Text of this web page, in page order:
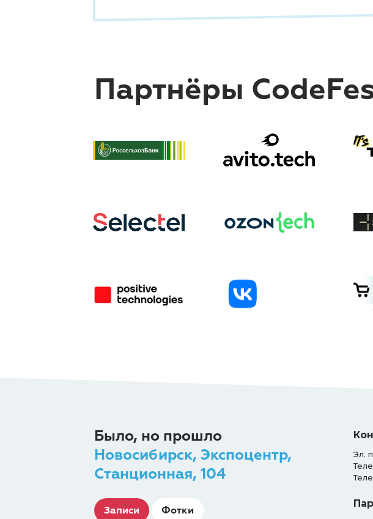
Партнёры
Было, но прошло
Новосибирск, Экспоцентр,
Станционная, 104
Записи Фотки
Эл.